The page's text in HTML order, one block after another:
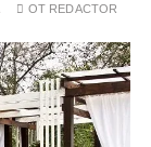
ОТ REDACTOR